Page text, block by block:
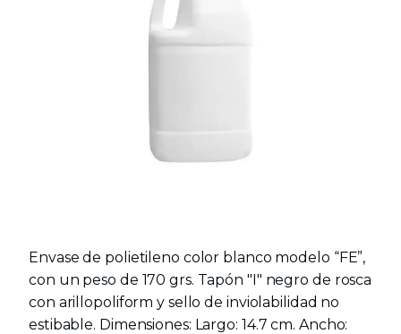
Envase de polietileno color blanco modelo “FE”,
con un peso de 170 grs. Tapón "I" negro de rosca
con arillopoliform y sello de inviolabilidad no
estibable. Dimensiones: Largo: 14.7 cm. Ancho: